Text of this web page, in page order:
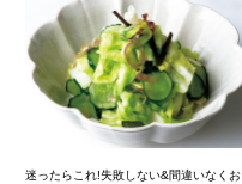
迷ったらこれ!失敗しない&間違いなくお